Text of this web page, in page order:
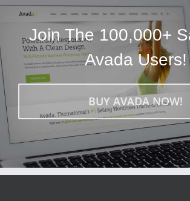
Join The 100,000+
Avada Users!
BUY AVADA NOW!